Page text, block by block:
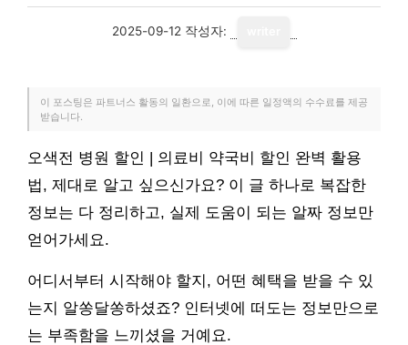
2025-09-12 작성자:
이 포스팅은 파트너스 활동의 일환으로, 이에 따른 일정액의 수수료를 제공
받습니다.
오색전 병원 할인 | 의료비 약국비 할인 완벽 활용
법, 제대로 알고 싶으신가요? 이 글 하나로 복잡한
정보는 다 정리하고, 실제 도움이 되는 알짜 정보만
얻어가세요.
어디서부터 시작해야 할지, 어떤 혜택을 받을 수 있
는지 알쏭달쏭하셨죠? 인터넷에 떠도는 정보만으로
는 부족함을 느끼셨을 거예요.